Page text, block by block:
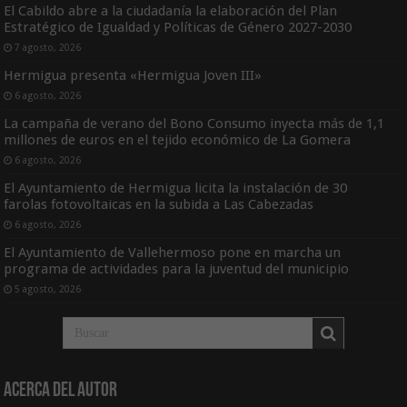
El Cabildo abre a la ciudadanía la elaboración del Plan
Estratégico de Igualdad y Políticas de Género 2027-2030
7 agosto, 2026
Hermigua presenta «Hermigua Joven III»
6 agosto, 2026
La campaña de verano del Bono Consumo inyecta más de 1,1
millones de euros en el tejido económico de La Gomera
6 agosto, 2026
El Ayuntamiento de Hermigua licita la instalación de 30
farolas fotovoltaicas en la subida a Las Cabezadas
6 agosto, 2026
El Ayuntamiento de Vallehermoso pone en marcha un
programa de actividades para la juventud del municipio
5 agosto, 2026
Acerca del Autor